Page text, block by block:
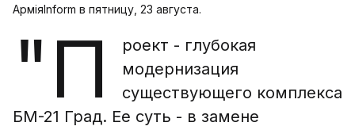
АрміяInform в пятницу, 23 августа.
"П
роект - глубокая
модернизация
существующего комплекса
БМ-21 Град. Ее суть - в замене